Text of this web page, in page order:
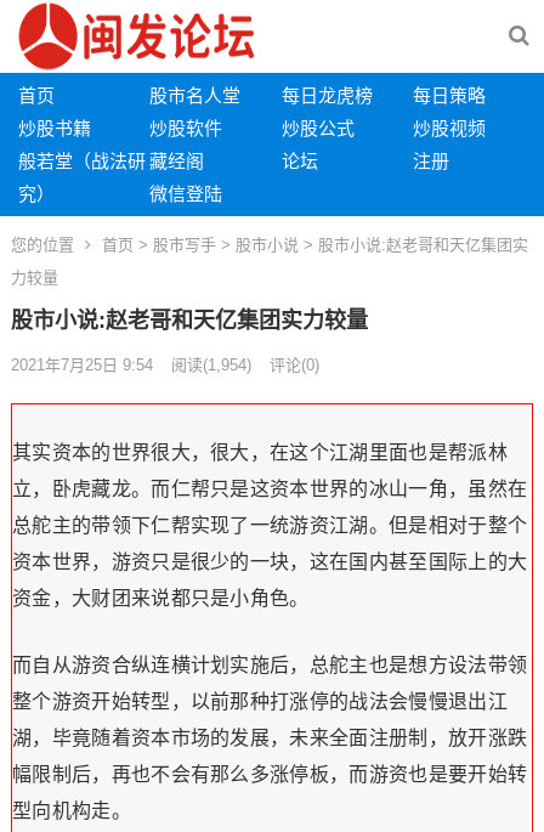
首页 股市名人堂 每日龙虎榜
每日策略
炒股书籍
炒股软件 炒股公式
炒股视频
般若堂（战法研
究）
藏经阁 论坛
注册
微信登陆
您的位置 首页 > 股市写手> 股市小说 > 股市小说:赵老哥和天亿集团实
力较量
股市小说:赵老哥和天亿集团实力较量
2021年7月25日 9:54 阅读(1,954) 评论(0)
其实资本的世界很大，很大，在这个江湖里面也是帮派林
立，卧虎藏龙。而仁帮只是这资本世界的冰山一角，虽然在
总舵主的带领下仁帮实现了一统游资江湖。但是相对于整个
资本世界，游资只是很少的一块，这在国内甚至国际上的大
资金，大财团来说都只是小角色。
而自从游资合纵连横计划实施后，总舵主也是想方设法带领
整个游资开始转型，以前那种打涨停的战法会慢慢退出江
湖，毕竟随着资本市场的发展，未来全面注册制，放开涨跌
幅限制后，再也不会有那么多涨停板，而游资也是要开始转
型向机构走。